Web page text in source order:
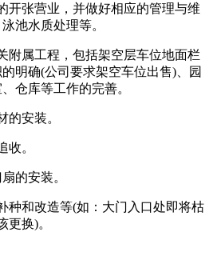
开张营业，并做好相应的管理与维
池水质处理等。
附属工程，包括架空层车位地面栏
明确(公司要求架空车位出售)、园
仓库等工作的完善。
的安装。
收。
的安装。
种和改造等(如：大门入口处即将枯
更换)。